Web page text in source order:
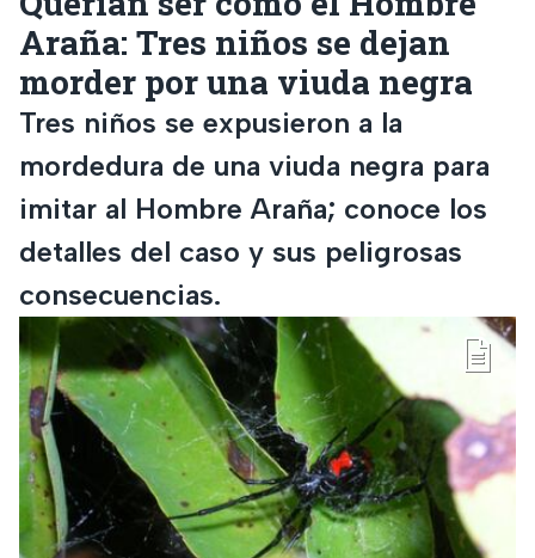
Araña: Tres niños se dejan
morder por una viuda negra
Tres niños se expusieron a la
mordedura de una viuda negra para
imitar al Hombre Araña; conoce los
detalles del caso y sus peligrosas
consecuencias.